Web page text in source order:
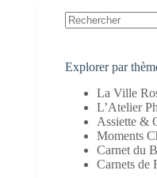
Explorer par
La Ville
L’Atelier
Assiette &
Moments
Carnet du
Carnets de